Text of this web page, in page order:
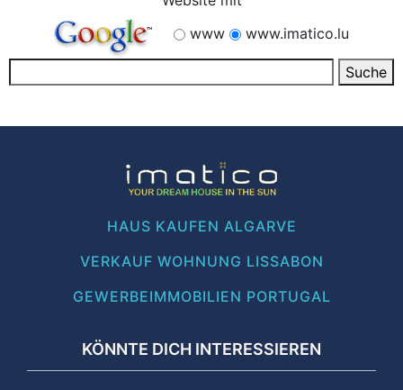
www
www.imatico.lu
HAUS KAUFEN ALGARVE
VERKAUF WOHNUNG LISSABON
GEWERBEIMMOBILIEN PORTUGAL
KÖNNTE DICH INTERESSIEREN